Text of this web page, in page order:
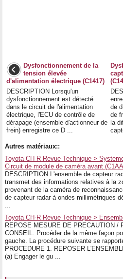
Dysfonctionnement de la
tension élevée
d'alimentation électrique (C1417)
DESCRIPTION Lorsqu'un
dysfonctionnement est détecté
dans le circuit de l'alimentation
électrique, l'ECU de contrôle de
dérapage (ensemble d'actionneur de
frein) enregistre ce D ...
de
de
la
Autres matériaux::
Toyota CH-R Revue Technique >
Circuit de module de caméra avant
DESCRIPTION L'ensemble de capteur
transmet des informations relatives à la
provenant de la caméra de
de capteur radar à ondes millimétriques
Toyota CH-R Revue Technique >
REPOSE MESURE DE PRECAUTION /
CONSEIL: Procéder de la même façon
gauche. La procédure suivante se
PROCEDURE 1. REPOSER
(a) Engager le gu ...